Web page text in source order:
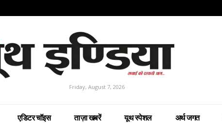
Friday, August 7, 2026
एडिटर चॉइस ताज़ा खबरें यूथ स्पेशल अर्थ जगत